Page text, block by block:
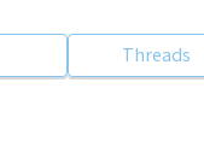
Threads